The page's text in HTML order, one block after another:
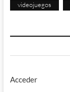
videojuegos
Acceder